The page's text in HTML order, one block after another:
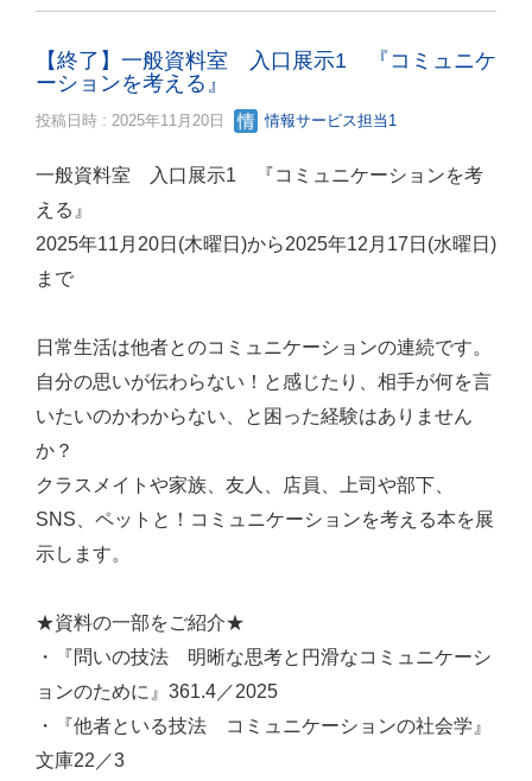
【終了】一般資料室 入口展示1 『コミュニケ
ーションを考える』
投稿日時 : 2025年11月20日 情報サービス担当1
一般資料室 入口展示1 『コミュニケーションを考
える』
2025年11月20日(木曜日)から2025年12月17日(水曜日)
まで
日常生活は他者とのコミュニケーションの連続です。
自分の思いが伝わらない！と感じたり、相手が何を言
いたいのかわからない、と困った経験はありません
か？
クラスメイトや家族、友人、店員、上司や部下、
SNS、ペットと！コミュニケーションを考える本を展
示します。
★資料の一部をご紹介★
・『問いの技法 明晰な思考と円滑なコミュニケーシ
ョンのために』361.4／2025
・『他者といる技法 コミュニケーションの社会学』
文庫22／3